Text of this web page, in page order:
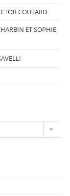
COUTARD
ET SOPHIE